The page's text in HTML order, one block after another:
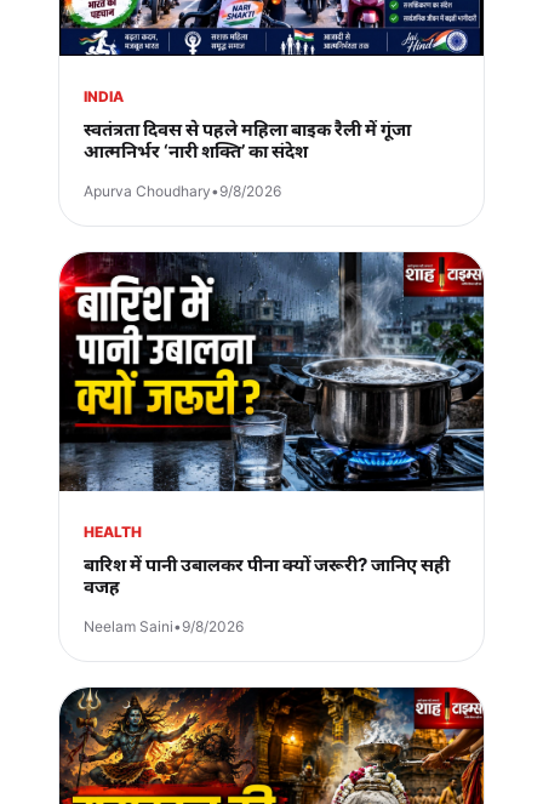
INDIA
स्वतंत्रता दिवस से पहले महिला बाइक रैली में गूंजा
आत्मनिर्भर ‘नारी शक्ति’ का संदेश
Apurva Choudhary•9/8/2026
HEALTH
बारिश में पानी उबालकर पीना क्यों जरूरी? जानिए सही
वजह
Neelam Saini•9/8/2026